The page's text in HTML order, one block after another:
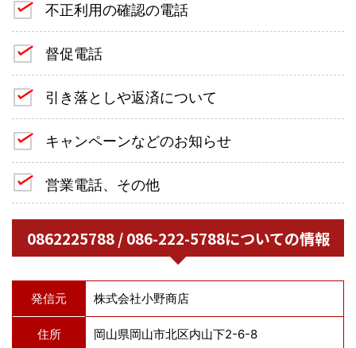
不正利用の確認の電話
督促電話
引き落としや返済について
キャンペーンなどのお知らせ
営業電話、その他
0862225788 / 086-222-5788についての情報
発信元 株式会社小野商店
住所 岡山県岡山市北区内山下2-6-8